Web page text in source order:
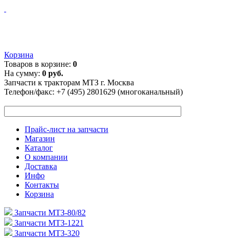
Корзина
Товаров в корзине: 0
На сумму: 0 руб.
Запчасти к тракторам МТЗ г. Москва
Телефон/факс: +7 (495) 2801629 (многоканальный)
Прайс-лист на запчасти
Магазин
Каталог
О компании
Доставка
Инфо
Контакты
Корзина
Запчасти МТЗ-80/82
Запчасти МТЗ-1221
Запчасти МТЗ-320